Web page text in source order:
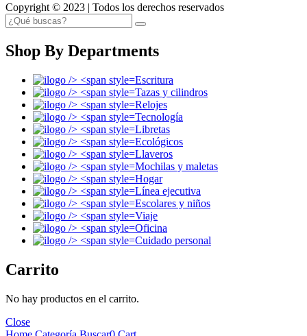
Copyright © 2023 | Todos los derechos reservados
Shop By Departments
Escritura
Tazas y cilindros
Relojes
Tecnología
Libretas
Ecológicos
Llaveros
Mochilas y maletas
Hogar
Línea ejecutiva
Escolares y niños
Viaje
Oficina
Cuidado personal
Carrito
No hay productos en el carrito.
Close